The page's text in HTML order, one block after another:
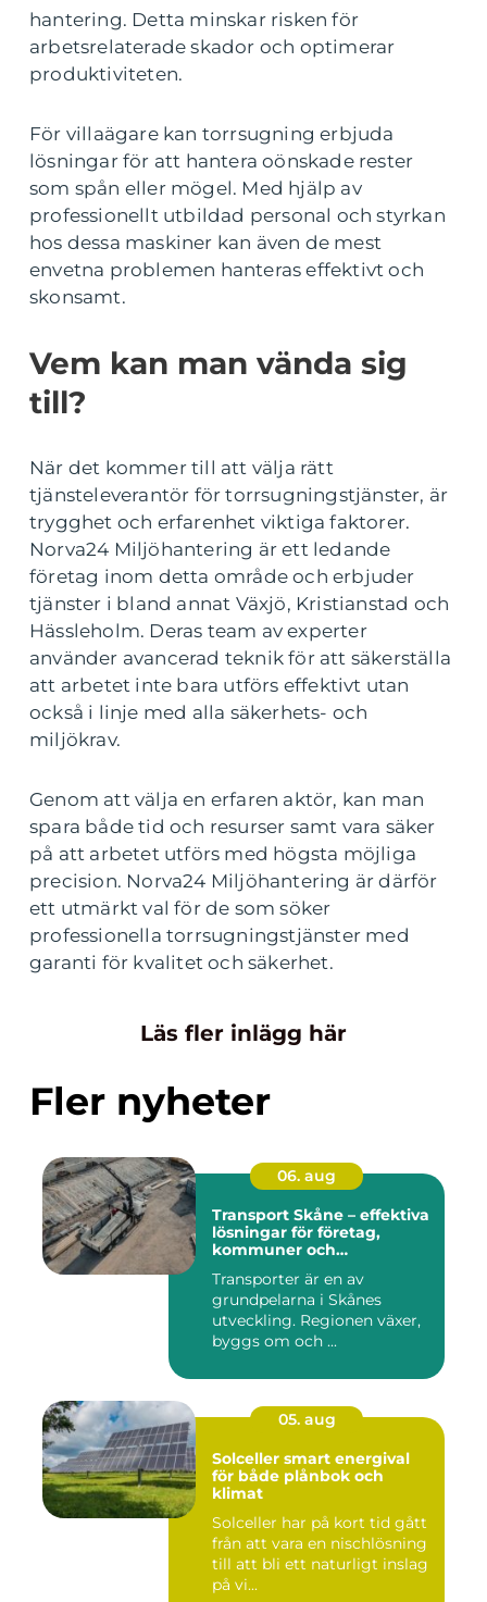
hantering. Detta minskar risken för
arbetsrelaterade skador och optimerar
produktiviteten.
För villaägare kan torrsugning erbjuda
lösningar för att hantera oönskade rester
som spån eller mögel. Med hjälp av
professionellt utbildad personal och styrkan
hos dessa maskiner kan även de mest
envetna problemen hanteras effektivt och
skonsamt.
Vem kan man vända sig
till?
När det kommer till att välja rätt
tjänsteleverantör för torrsugningstjänster, är
trygghet och erfarenhet viktiga faktorer.
Norva24 Miljöhantering är ett ledande
företag inom detta område och erbjuder
tjänster i bland annat Växjö, Kristianstad och
Hässleholm. Deras team av experter
använder avancerad teknik för att säkerställa
att arbetet inte bara utförs effektivt utan
också i linje med alla säkerhets- och
miljökrav.
Genom att välja en erfaren aktör, kan man
spara både tid och resurser samt vara säker
på att arbetet utförs med högsta möjliga
precision. Norva24 Miljöhantering är därför
ett utmärkt val för de som söker
professionella torrsugningstjänster med
garanti för kvalitet och säkerhet.
Läs fler inlägg här
Fler nyheter
06. aug
Transport Skåne – effektiva
lösningar för företag,
kommuner och
Transporter är en av
grundpelarna i Skånes
utveckling. Regionen växer,
byggs om och ...
05. aug
Solceller smart energival
för både plånbok och
klimat
Solceller har på kort tid gått
från att vara en nischlösning
till att bli ett naturligt inslag
på vi...